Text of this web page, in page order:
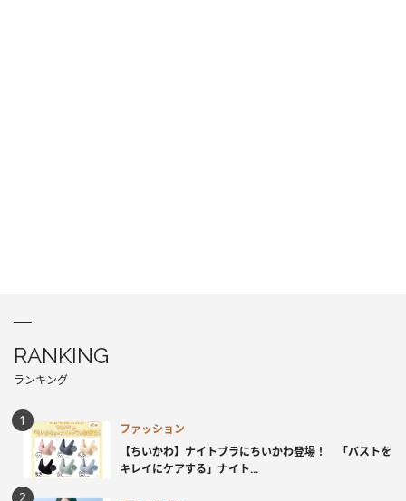
RANKING
ランキング
ファッション
【ちいかわ】ナイトブラにちいかわ登場！ 「バストを
キレイにケアする」ナイト...